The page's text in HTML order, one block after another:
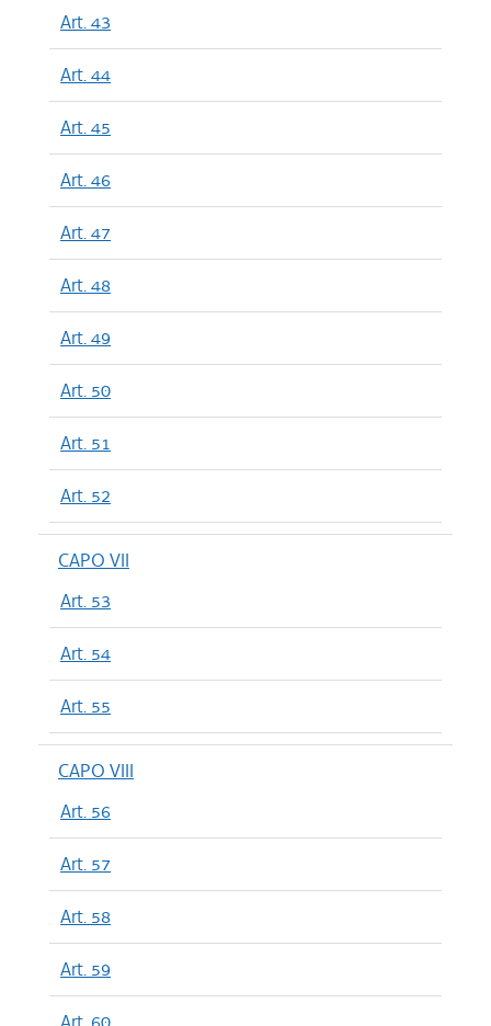
Art. 43
Art. 44
Art. 45
Art. 46
Art. 47
Art. 48
Art. 49
Art. 50
Art. 51
Art. 52
CAPO VII
Art. 53
Art. 54
Art. 55
CAPO VIII
Art. 56
Art. 57
Art. 58
Art. 59